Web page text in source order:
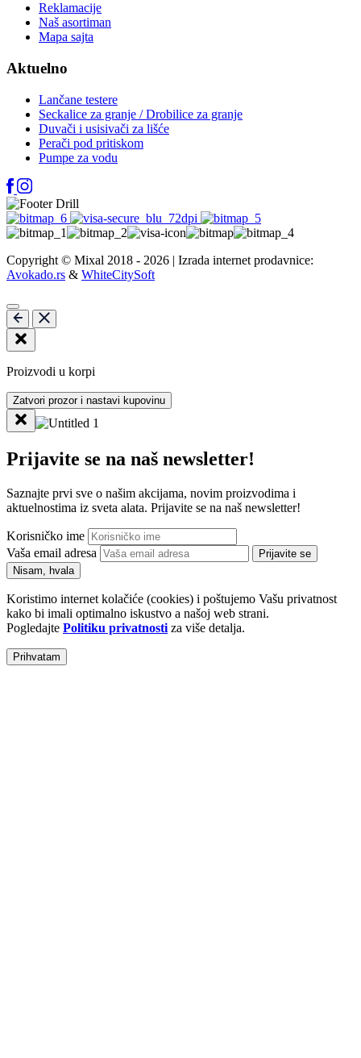
Reklamacije
Naš asortiman
Mapa sajta
Aktuelno
Lančane testere
Seckalice za granje / Drobilice za granje
Duvači i usisivači za lišće
Perači pod pritiskom
Pumpe za vodu
Copyright © Mixal 2018 - 2026 | Izrada internet prodavnice:
Avokado.rs & WhiteCitySoft
Proizvodi u korpi
Zatvori prozor i nastavi kupovinu
Prijavite se na naš newsletter!
Saznajte prvi sve o našim akcijama, novim proizvodima i
aktuelnostima iz sveta alata. Prijavite se na naš newsletter!
Korisničko ime
Vaša email adresa
Prijavite se
Nisam, hvala
Koristimo internet kolačiće (cookies) i poštujemo Vašu privatnost
kako bi imali optimalno iskustvo a našoj web strani.
Pogledajte Politiku privatnosti za više detalja.
Prihvatam